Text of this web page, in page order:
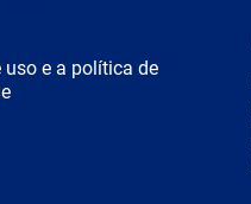
uso e a política de